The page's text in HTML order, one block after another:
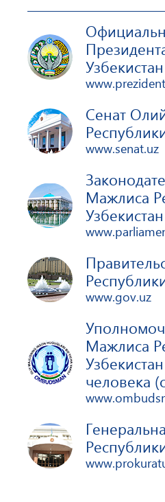
Узбекистан
Сенат
www.senat.uz
Мажлиса
Узбекистан
www.gov.uz
Мажлиса
человека